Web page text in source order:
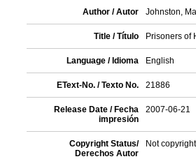
Author / Autor
Johnston,
Title / Título Prisoners of
Language / Idioma English
EText-No. / Texto No. 21886
Release Date / Fecha
impresión
2007-06-21
Copyright Status/
Derechos Autor
Not